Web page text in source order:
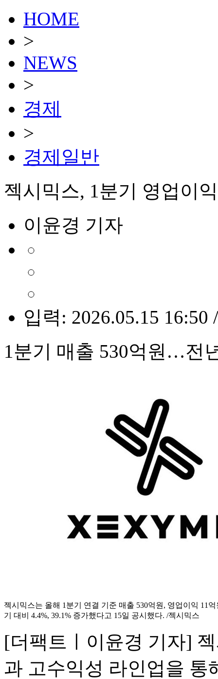
HOME
>
NEWS
>
경제
>
경제일반
젝시믹스, 1분기 영업이
이윤경 기자
입력: 2026.05.15 16:50
1분기 매출 530억원…전
젝시믹스는 올해 1분기 연결 기준 매출 530억원, 영업이익 11
기 대비 4.4%, 39.1% 증가했다고 15일 공시했다. /젝시믹스
[더팩트ㅣ이윤경 기자]
과 고수익성 라인업을 통